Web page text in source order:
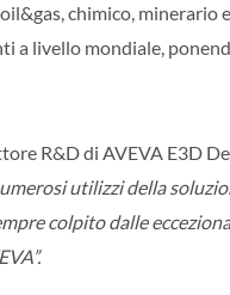
chimico, minerario
a livello mondiale,
R&D di AVEVA E3D
utilizzi della
colpito dalle